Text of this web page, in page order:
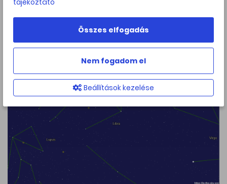
Összes elfogadás
Nem fogadom el
Beállítások kezelése